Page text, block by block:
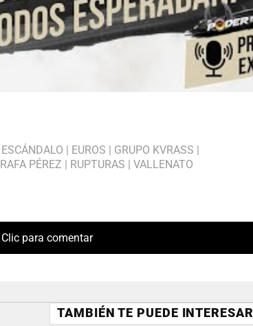
ESCÁNDALO | EUROS | GRUPO KVRASS |
RAFA PÉREZ | RUPTURAS | VALLENATO
Clic para comentar
TAMBIÉN TE PUEDE INTERESAR